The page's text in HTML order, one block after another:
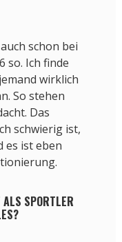
schon bei
so. Ich finde
wirklich
So stehen
Das
schwierig ist,
es ist eben
SPORTLER